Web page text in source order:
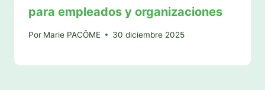
para empleados y organizaciones
Por Marie PACÔME 30 diciembre 2025